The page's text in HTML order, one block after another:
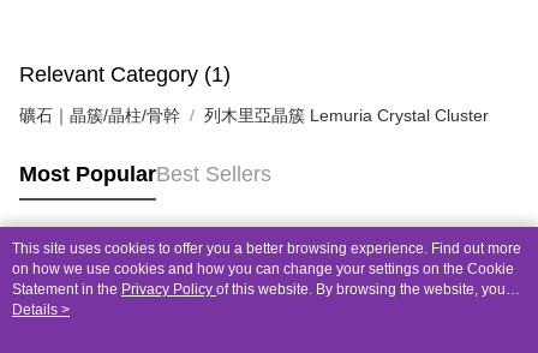
Relevant Category (1)
礦石｜晶簇/晶柱/骨幹 列木里亞晶簇 Lemuria Crystal Cluster
Most PopularBest Sellers
Popular Tags
This site uses cookies to offer you a better browsing experience. Find out more
on how we use cookies and how you can change your settings on the Cookie
Statement in the Privacy Policy of this website. By browsing the website, you
agree to our use of cookies as described in our Cookie Statement.
Details >